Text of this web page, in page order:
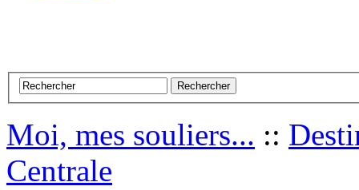
Moi, mes souliers... ::
Centrale